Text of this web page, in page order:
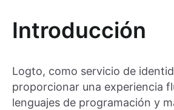
Introducción
Logto, como servicio de
proporcionar una experiencia
lenguajes de programación y